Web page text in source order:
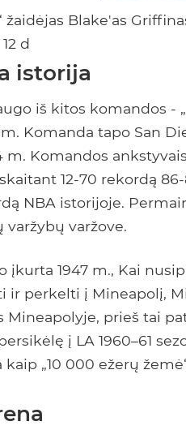
žaidėjas Blake'as
d
istorija
iš kitos komandos -
m. Komanda tapo San
m. Komandos
12-70 rekordą
NBA istorijoje.
varžove.
įkurta 1947 m., Kai
ir perkelti į Mineapolį,
Mineapolyje, prieš tai
į LA 1960–61
„10 000 ežerų